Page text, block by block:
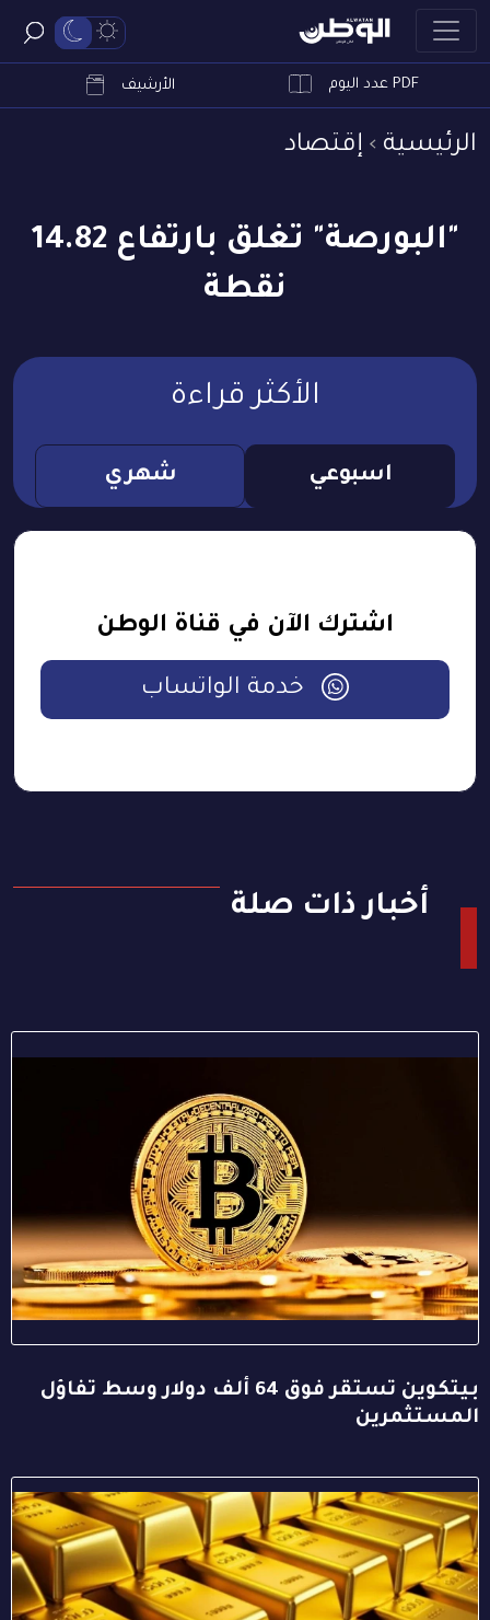
PDF عدد اليوم الأرشيف
الرئيسية إقتصاد
"البورصة" تغلق بارتفاع 14.82
نقطة
الأكثر قراءة
اسبوعي شهري
اشترك الآن في قناة الوطن
خدمة الواتساب
أخبار ذات صلة
بيتكوين تستقر فوق 64 ألف دولار وسط تفاؤل
المستثمرين